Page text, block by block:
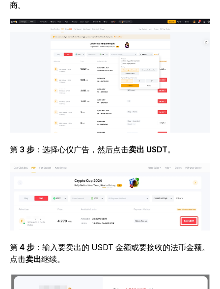
商。
第 3 步 ：选择心仪广告，然后点击卖出 USDT。
第 4 步 ：输入要卖出的 USDT 金额或要接收的法币金额。
点击卖出继续。